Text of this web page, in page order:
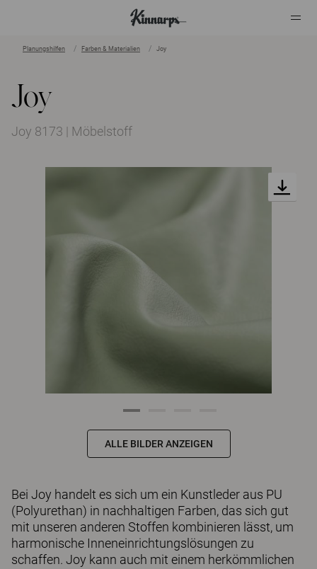
Planungshilfen Farben & Materialien Joy
Joy
Joy 8173 | Möbelstoff
ALLE BILDER ANZEIGEN
Bei Joy handelt es sich um ein Kunstleder aus PU
(Polyurethan) in nachhaltigen Farben, das sich gut
mit unseren anderen Stoffen kombinieren lässt, um
harmonische Inneneinrichtungslösungen zu
schaffen. Joy kann auch mit einem herkömmlichen